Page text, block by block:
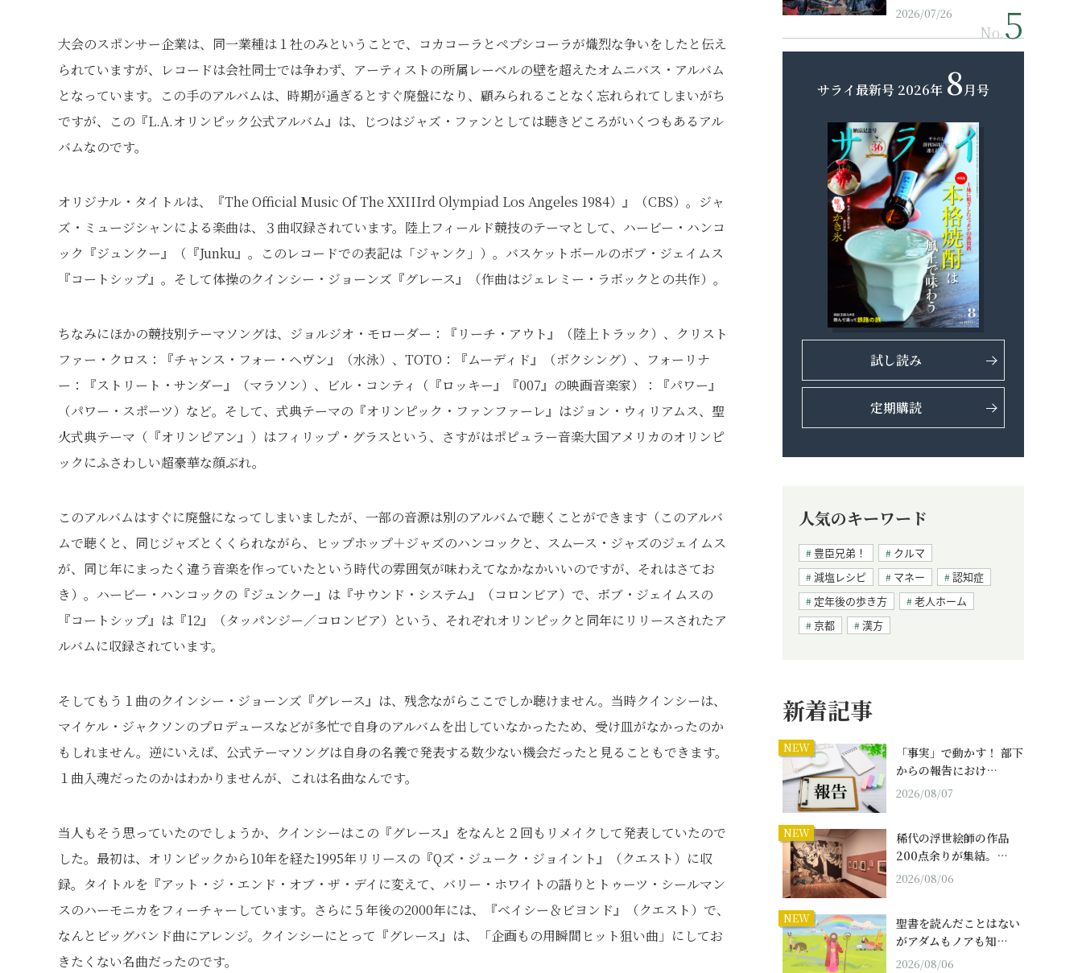
大会のスポンサー企業は、同一業種は１社のみということで、コカコーラとペプシコーラが熾烈な争いをしたと伝え
られていますが、レコードは会社同士では争わず、アーティストの所属レーベルの壁を超えたオムニバス・アルバム
となっています。この手のアルバムは、時期が過ぎるとすぐ廃盤になり、顧みられることなく忘れられてしまいがち
ですが、この『L.A.オリンピック公式アルバム』は、じつはジャズ・ファンとしては聴きどころがいくつもあるアル
バムなのです。
オリジナル・タイトルは、『The Official Music Of The XXIIIrd Olympiad Los Angeles 1984）』（CBS）。ジャ
ズ・ミュージシャンによる楽曲は、３曲収録されています。陸上フィールド競技のテーマとして、ハービー・ハンコ
ック『ジュンクー』（『Junku』。このレコードでの表記は「ジャンク」）。バスケットボールのボブ・ジェイムス
『コートシップ』。そして体操のクインシー・ジョーンズ『グレース』（作曲はジェレミー・ラボックとの共作）。
ちなみにほかの競技別テーマソングは、ジョルジオ・モローダー：『リーチ・アウト』（陸上トラック）、クリスト
ファー・クロス：『チャンス・フォー・ヘヴン』（水泳）、TOTO：『ムーディド』（ボクシング）、フォーリナ
ー：『ストリート・サンダー』（マラソン）、ビル・コンティ（『ロッキー』『007』の映画音楽家）：『パワー』
（パワー・スポーツ）など。そして、式典テーマの『オリンピック・ファンファーレ』はジョン・ウィリアムス、聖
火式典テーマ（『オリンピアン』）はフィリップ・グラスという、さすがはポピュラー音楽大国アメリカのオリンピ
ックにふさわしい超豪華な顔ぶれ。
このアルバムはすぐに廃盤になってしまいましたが、一部の音源は別のアルバムで聴くことができます（このアルバ
ムで聴くと、同じジャズとくくられながら、ヒップホップ＋ジャズのハンコックと、スムース・ジャズのジェイムス
が、同じ年にまったく違う音楽を作っていたという時代の雰囲気が味わえてなかなかいいのですが、それはさてお
き）。ハービー・ハンコックの『ジュンクー』は『サウンド・システム』（コロンビア）で、ボブ・ジェイムスの
『コートシップ』は『12』（タッパンジー／コロンビア）という、それぞれオリンピックと同年にリリースされたア
ルバムに収録されています。
そしてもう１曲のクインシー・ジョーンズ『グレース』は、残念ながらここでしか聴けません。当時クインシーは、
マイケル・ジャクソンのプロデュースなどが多忙で自身のアルバムを出していなかったため、受け皿がなかったのか
もしれません。逆にいえば、公式テーマソングは自身の名義で発表する数少ない機会だったと見ることもできます。
１曲入魂だったのかはわかりませんが、これは名曲なんです。
当人もそう思っていたのでしょうか、クインシーはこの『グレース』をなんと２回もリメイクして発表していたので
した。最初は、オリンピックから10年を経た1995年リリースの『Qズ・ジューク・ジョイント』（クエスト）に収
録。タイトルを『アット・ジ・エンド・オブ・ザ・デイに変えて、バリー・ホワイトの語りとトゥーツ・シールマン
スのハーモニカをフィーチャーしています。さらに５年後の2000年には、『ベイシー＆ビヨンド』（クエスト）で、
なんとビッグバンド曲にアレンジ。クインシーにとって『グレース』は、「企画もの用瞬間ヒット狙い曲」にしてお
きたくない名曲だったのです。
2026/07/26
No.
サライ最新号 2026年 8月号
試し読み
定期購読
人気のキーワード
豊臣兄弟！
クルマ
減塩レシピ
マネー
認知症
定年後の歩き方
老人ホーム
京都
漢方
新着記事
NEW
「事実」で動かす！ 部下
からの報告におけ…
2026/08/07
NEW
稀代の浮世絵師の作品
200点余りが集結。…
2026/08/06
NEW
聖書を読んだことはない
がアダムもノアも知…
2026/08/06